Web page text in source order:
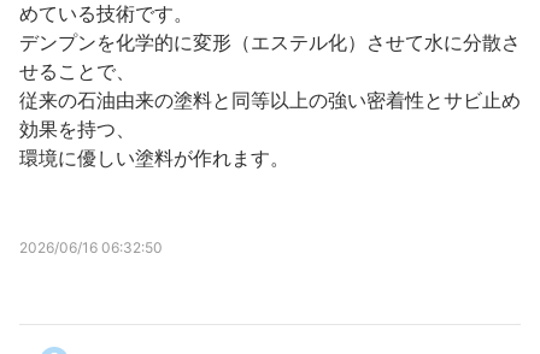
めている技術です。
デンプンを化学的に変形（エステル化）させて水に分散さ
せることで、
従来の石油由来の塗料と同等以上の強い密着性とサビ止め
効果を持つ、
環境に優しい塗料が作れます。
2026/06/16 06:32:50